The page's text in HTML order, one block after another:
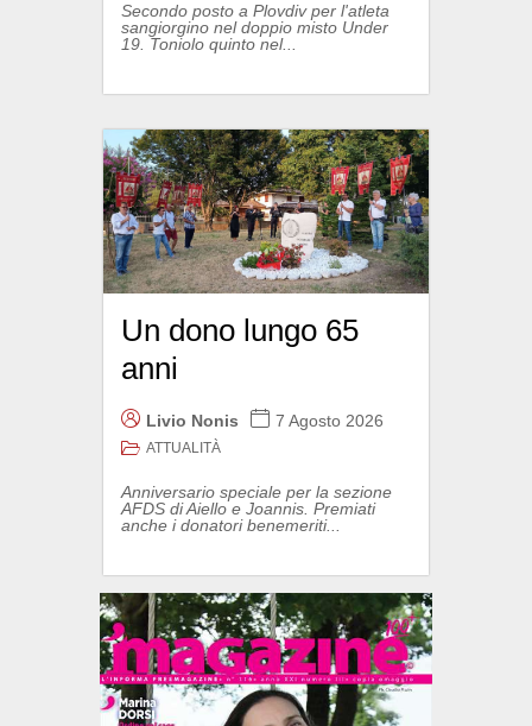
Secondo posto a Plovdiv per l'atleta
sangiorgino nel doppio misto Under
19. Toniolo quinto nel...
Un dono lungo 65
anni
Livio Nonis 7 Agosto 2026
ATTUALITÀ
Anniversario speciale per la sezione
AFDS di Aiello e Joannis. Premiati
anche i donatori benemeriti...